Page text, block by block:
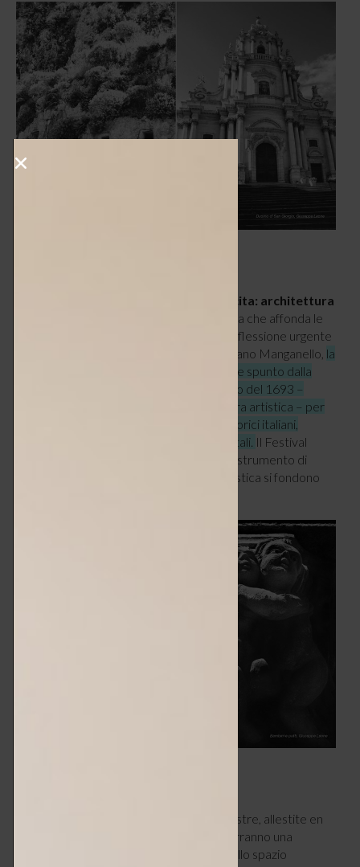
Rinascita: architettura
”, un tema che affonda le
sue radici nel passato per proporre una riflessione urgente
sul presente. Curata dall’architetto Gaetano Manganello, la
sezione architettonica del Festival prende spunto dalla
rinascita del Val di Noto dopo il terremoto del 1693 –
un’epoca di ricostruzione urbana e fioritura artistica – per
interrogarsi sulla crisi attuale dei centri storici italiani,
sempre più svuotati e privati di attività vitali. Il Festival
invita a pensare il progetto urbano come strumento di
rigenerazione, in cui architettura e urbanistica si fondono
Tra le novità di quest’edizione, alcune mostre, allestite en
plein air, lungo le strade della città, proporranno una
selezione di progetti di riqualificazione dello spazio